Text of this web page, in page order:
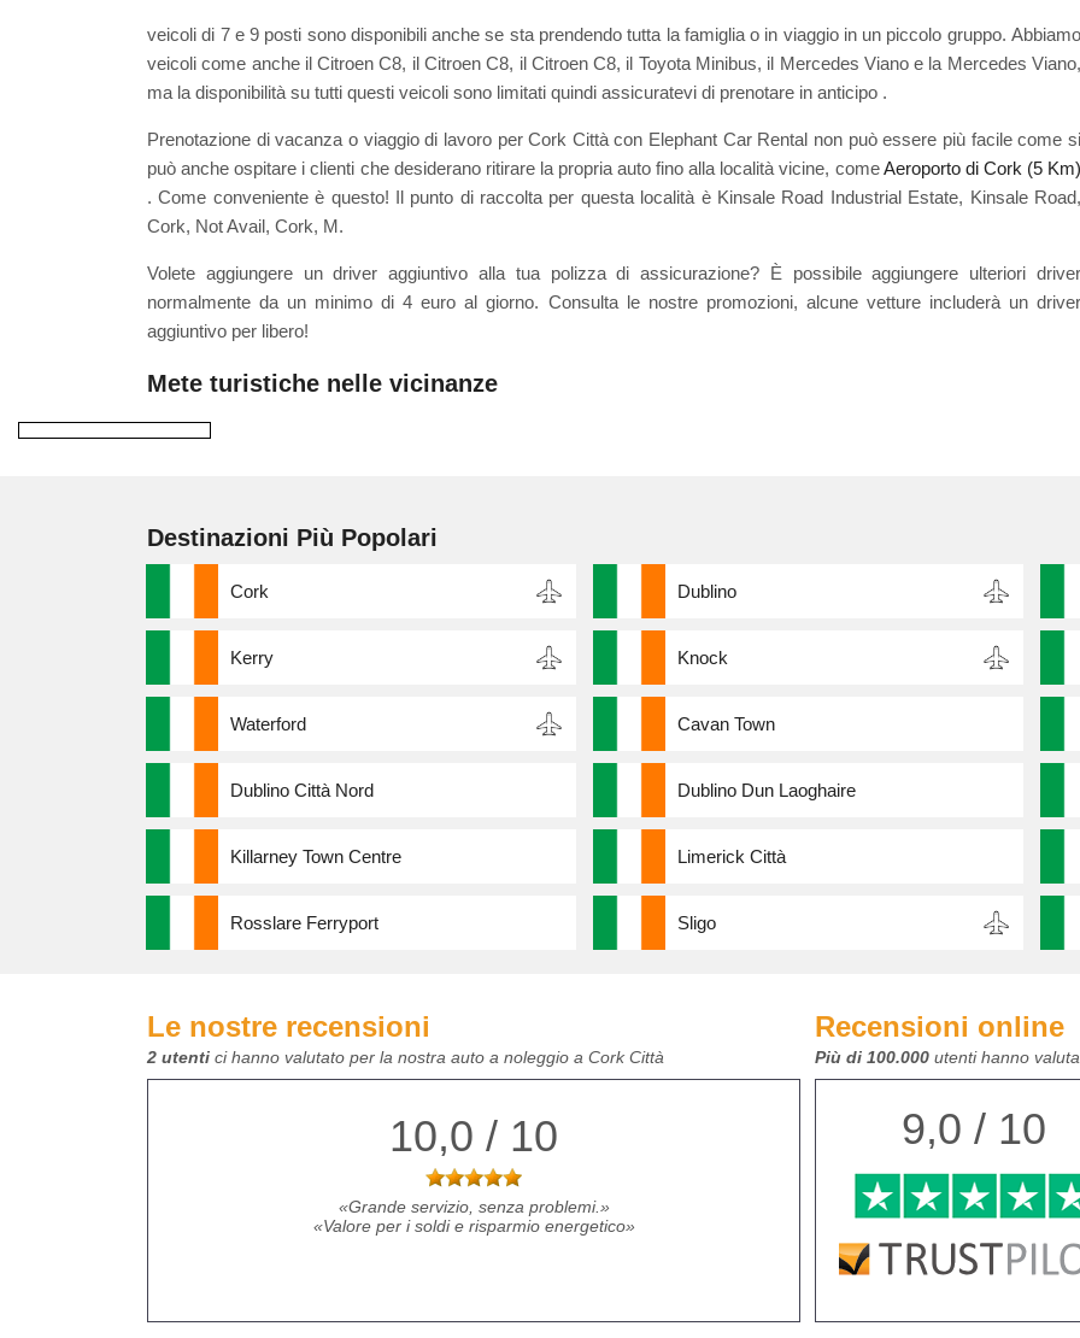
veicoli di 7 e 9 posti sono disponibili anche se sta prendendo tutta la famiglia o in viaggio in un piccolo gruppo. Abbiamo
veicoli come anche il Citroen C8, il Citroen C8, il Citroen C8, il Toyota Minibus, il Mercedes Viano e la Mercedes Viano,
ma la disponibilità su tutti questi veicoli sono limitati quindi assicuratevi di prenotare in anticipo .
Prenotazione di vacanza o viaggio di lavoro per Cork Città con Elephant Car Rental non può essere più facile come si
può anche ospitare i clienti che desiderano ritirare la propria auto fino alla località vicine, comeAeroporto di Cork (5 Km)
. Come conveniente è questo! Il punto di raccolta per questa località è Kinsale Road Industrial Estate, Kinsale Road,
Cork, Not Avail, Cork, M.
Volete aggiungere un driver aggiuntivo alla tua polizza di assicurazione? È possibile aggiungere ulteriori driver
normalmente da un minimo di 4 euro al giorno. Consulta le nostre promozioni, alcune vetture includerà un driver
aggiuntivo per libero!
Mete turistiche nelle vicinanze
Destinazioni Più Popolari
Cork Dublino
Kerry Knock
Waterford Cavan Town
Dublino Città Nord Dublino Dun Laoghaire
Killarney Town Centre Limerick Città
Rosslare Ferryport Sligo
Le nostre recensioni
2 utenti ci hanno valutato per la nostra auto a noleggio a Cork Città
10,0 / 10
Grande servizio, senza problemi.
Valore per i soldi e risparmio energetico
Recensioni online
Più di 100.000 utenti hanno
9,0 / 10